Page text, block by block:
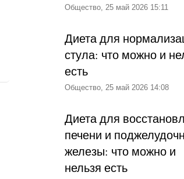
Общество, 25 май 2026 15:11
Диета для
стула: что можно и
есть
Общество, 25 май 2026 14:08
Диета для
печени и
железы: что можно и
нельзя есть